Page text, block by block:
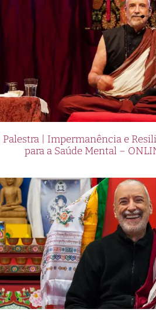
Palestra | Impermanência e
para a Saúde Mental –